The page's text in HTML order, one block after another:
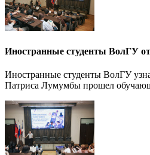
Иностранные студенты ВолГУ
Иностранные студенты ВолГУ
Патриса Лумумбы прошел